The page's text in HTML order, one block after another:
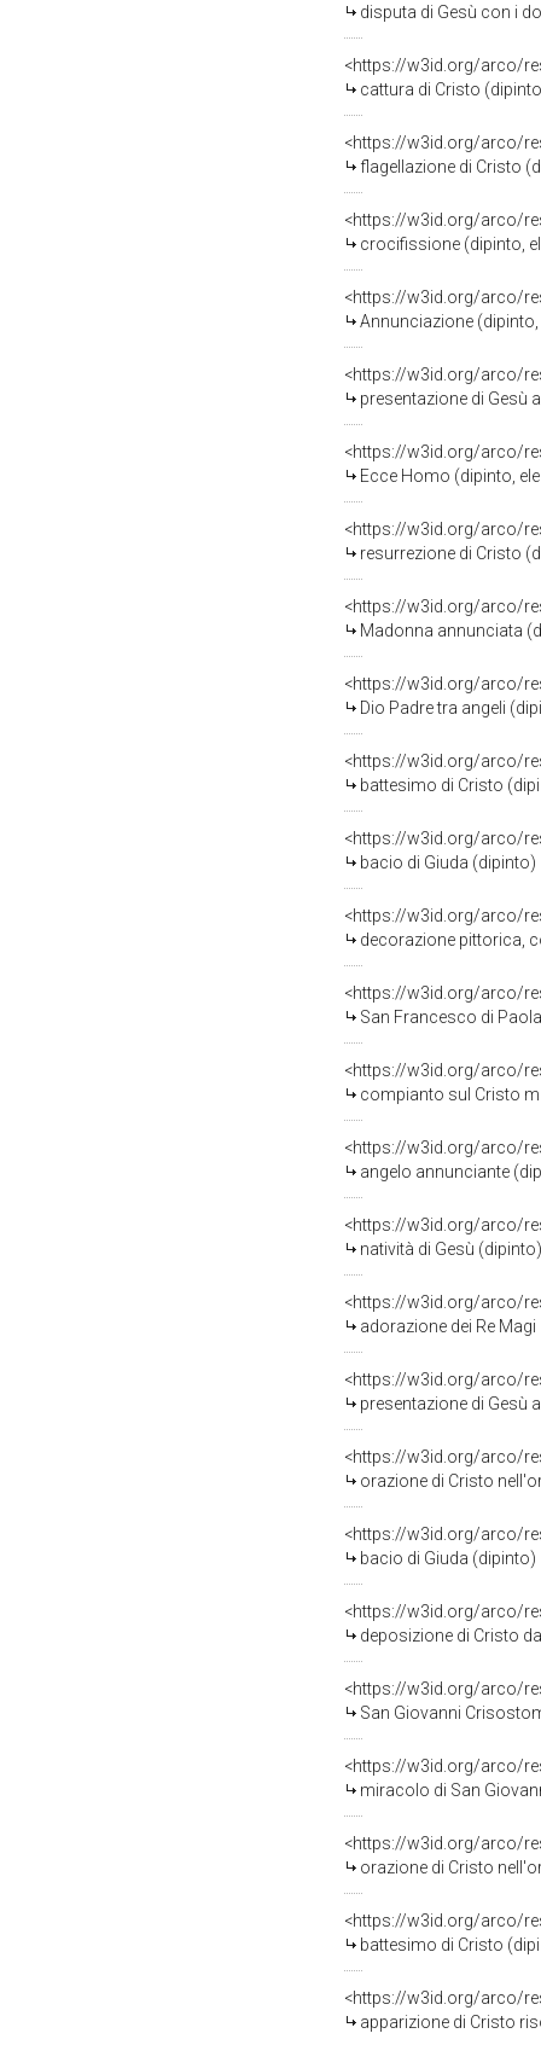
disputa di Gesù con i dottori
<https://w3id.org/arco/
cattura di Cristo (dipinto,
<https://w3id.org/arco/
flagellazione di Cristo
<https://w3id.org/arco/
crocifissione (dipinto,
<https://w3id.org/arco/
Annunciazione (dipinto,
<https://w3id.org/arco/
presentazione di Gesù al
<https://w3id.org/arco/
Ecce Homo (dipinto,
<https://w3id.org/arco/
resurrezione di Cristo
<https://w3id.org/arco/
Madonna annunciata
<https://w3id.org/arco/
Dio Padre tra angeli
<https://w3id.org/arco/
battesimo di Cristo
<https://w3id.org/arco/
bacio di Giuda (dipinto)
<https://w3id.org/arco/
decorazione pittorica,
<https://w3id.org/arco/
San Francesco di
<https://w3id.org/arco/
compianto sul Cristo
<https://w3id.org/arco/
angelo annunciante
<https://w3id.org/arco/
natività di Gesù
<https://w3id.org/arco/
adorazione dei Re
<https://w3id.org/arco/
presentazione di Gesù
<https://w3id.org/arco/
orazione di Cristo
<https://w3id.org/arco/
bacio di Giuda (dipinto)
<https://w3id.org/arco/
deposizione di Cristo
<https://w3id.org/arco/
San Giovanni
<https://w3id.org/arco/
miracolo di San
<https://w3id.org/arco/
orazione di Cristo
<https://w3id.org/arco/
battesimo di Cristo
<https://w3id.org/arco/
apparizione di Cristo risorto a